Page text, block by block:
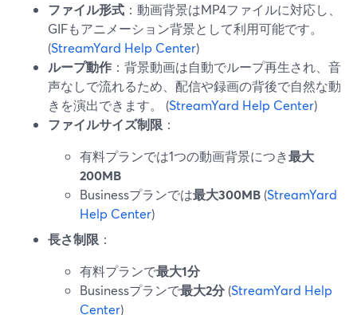
ファイル形式 ：動画背景はMP4ファイルに対応し、
GIFもアニメーション背景として利用可能です。
(StreamYard Help Center)
ループ動作 ：背景動画は自動でループ再生され、音
声なしで流れるため、配信や録画の背後で自然な動
きを演出できます。 (StreamYard Help Center)
ファイルサイズ制限 ：
有料プランでは1つの動画背景につき最大
200MB
Businessプランでは最大300MB (StreamYard
Help Center)
長さ制限 ：
有料プランで最大1分
Businessプランで最大2分 (StreamYard Help
Center)